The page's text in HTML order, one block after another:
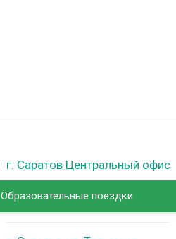
г. Саратов Центральный офис
г. Балаково
Образовательные поездки